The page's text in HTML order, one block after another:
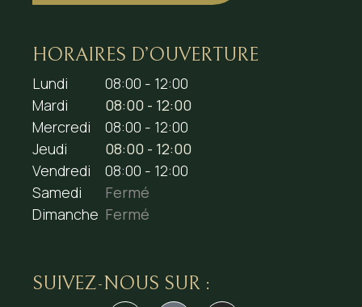
HORAIRES D’OUVERTURE
Lundi
08:00 - 12:00
Mardi
08:00 - 12:00
Mercredi
08:00 - 12:00
Jeudi
08:00 - 12:00
Vendredi
08:00 - 12:00
Samedi
Fermé
Dimanche Fermé
SUIVEZ-NOUS SUR :